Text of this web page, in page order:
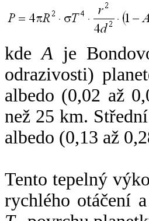
kdeA je
odrazivosti)
albedo (0,02 až
než 25 km.
albedo (0,13 až
Tento tepelný
rychlého otáčení